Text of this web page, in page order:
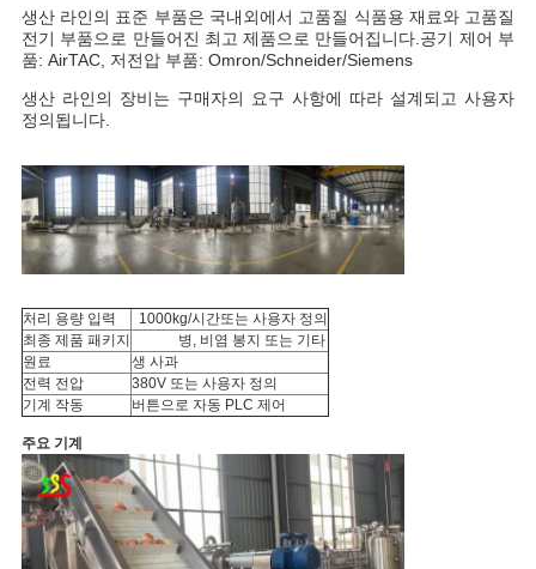
을
요
청
하
십
시
오
사
이
트
맵
생산 라인의 표준 부품은 국내외에서 고품질 식품용 재료와 고품질
전기 부품으로 만들어진 최고 제품으로 만들어집니다.공기 제어 부
품: AirTAC, 저전압 부품: Omron/Schneider/Siemens
생산 라인의 장비는 구매자의 요구 사항에 따라 설계되고 사용자
정의됩니다.
처리 용량 입력 1000kg/시간또는 사용자 정의
최종 제품 패키지
병, 비염 봉지 또는 기타
원료
생 사과
전력 전압
380V 또는 사용자 정의
기계 작동
버튼으로 자동 PLC 제어
주요 기계